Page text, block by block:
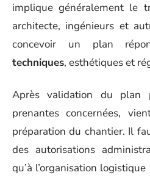
implique généralement le
architecte, ingénieurs et
concevoir un plan
techniques, esthétiques et
Après validation du plan
prenantes concernées,
préparation du chantier. Il
des autorisations
qu’à l’organisation